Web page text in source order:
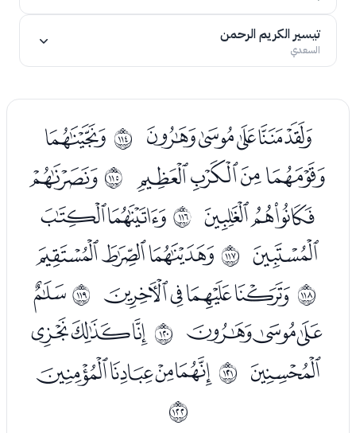
تيسير الكريم الرحمن
السعدي
ﮑﮒﮓﮔﮕ ﱱ ﮗ
ﮘﮙﮚﮛ ﱲﮝ
ﮞﮟﮠ ﱳﮢﮣ
ﮤ ﱴﮦﮧﮨ
ﱵﮪﮫﮬﮭ ﱶﮯ
ﮰﮱﯓ ﱷﯕﯖﯗ
ﯘ ﱸﯚﯛﯜﯝ
ﱹ